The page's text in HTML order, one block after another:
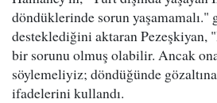
döndüklerinde sorun yaşamamalı."
desteklediğini aktaran
bir sorunu olmuş olabilir. Ancak
söylemeliyiz; döndüğünde
ifadelerini kullandı.